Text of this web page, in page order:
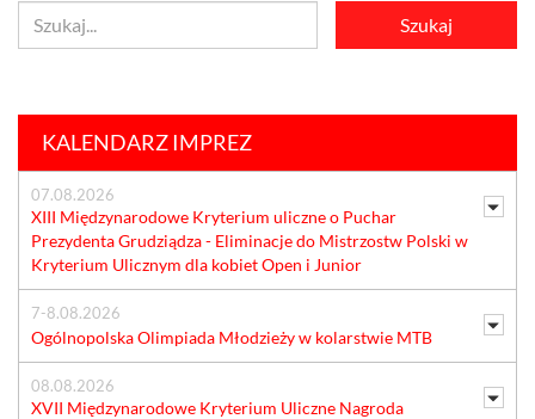
KALENDARZ IMPREZ
07.08.2026
XIII Międzynarodowe Kryterium uliczne o Puchar
Prezydenta Grudziądza - Eliminacje do Mistrzostw Polski w
Kryterium Ulicznym dla kobiet Open i Junior
7-8.08.2026
Ogólnopolska Olimpiada Młodzieży w kolarstwie MTB
08.08.2026
XVII Międzynarodowe Kryterium Uliczne Nagroda